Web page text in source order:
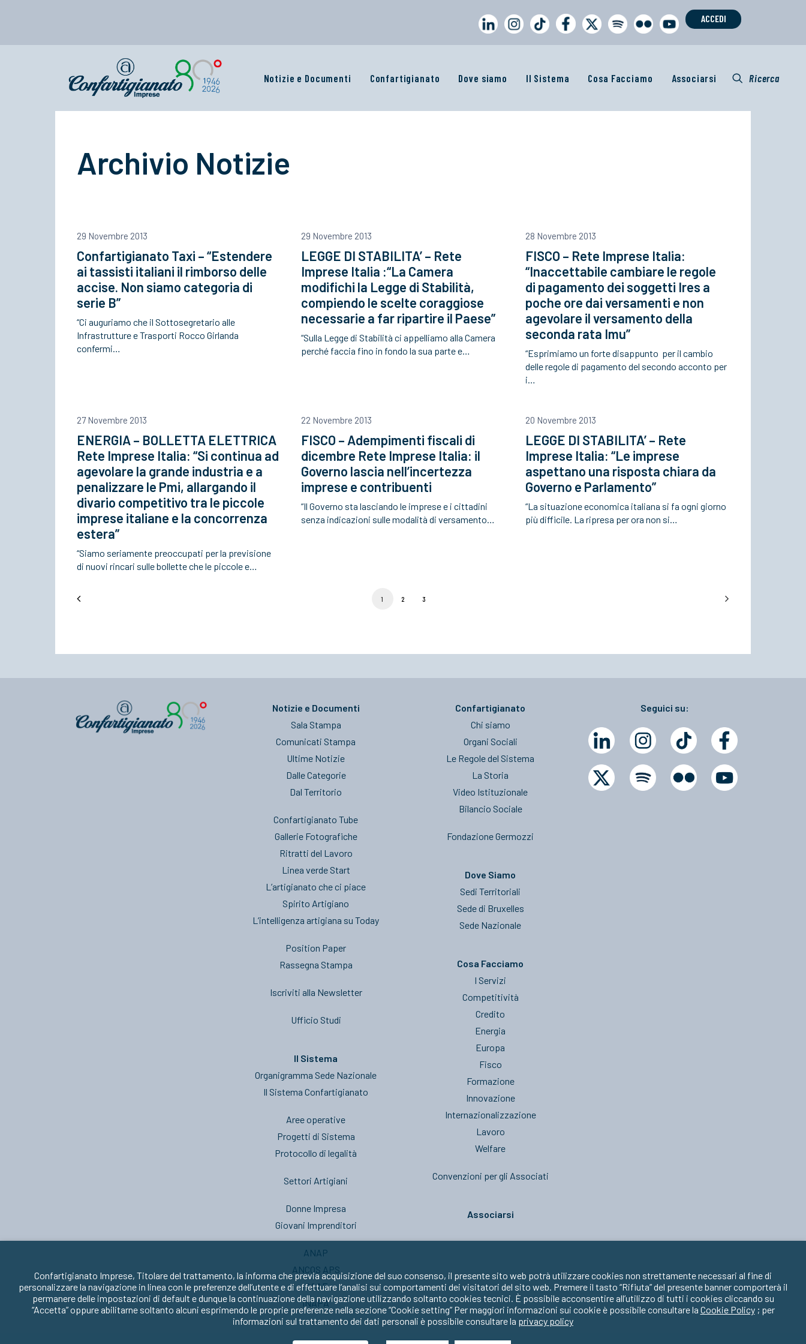
ACCEDI
Notizie e Documenti Confartigianato Dove siamo Il Sistema Cosa Facciamo Associarsi Ricerca
Archivio Notizie
29 Novembre 2013
Confartigianato Taxi – “Estendere
ai tassisti italiani il rimborso delle
accise. Non siamo categoria di
serie B”
“Ci auguriamo che il Sottosegretario alle
Infrastrutture e Trasporti Rocco Girlanda
confermi…
29 Novembre 2013
LEGGE DI STABILITA’ – Rete
Imprese Italia :“La Camera
modifichi la Legge di Stabilità,
compiendo le scelte coraggiose
necessarie a far ripartire il Paese”
“Sulla Legge di Stabilità ci appelliamo alla Camera
perché faccia fino in fondo la sua parte e…
28 Novembre 2013
FISCO – Rete Imprese Italia:
“Inaccettabile cambiare le regole
di pagamento dei soggetti Ires a
poche ore dai versamenti e non
agevolare il versamento della
seconda rata Imu”
“Esprimiamo un forte disappunto per il cambio
delle regole di pagamento del secondo acconto per
i…
27 Novembre 2013
ENERGIA – BOLLETTA ELETTRICA
Rete Imprese Italia: “Si continua ad
agevolare la grande industria e a
penalizzare le Pmi, allargando il
divario competitivo tra le piccole
imprese italiane e la concorrenza
estera”
“Siamo seriamente preoccupati per la previsione
di nuovi rincari sulle bollette che le piccole e…
22 Novembre 2013
FISCO – Adempimenti fiscali di
dicembre Rete Imprese Italia: il
Governo lascia nell’incertezza
imprese e contribuenti
“Il Governo sta lasciando le imprese e i cittadini
senza indicazioni sulle modalità di versamento…
20 Novembre 2013
LEGGE DI STABILITA’ – Rete
Imprese Italia: “Le imprese
aspettano una risposta chiara da
Governo e Parlamento”
“La situazione economica italiana si fa ogni giorno
più difficile. La ripresa per ora non si…
1 2 3
Notizie e Documenti
Sala Stampa
Comunicati Stampa
Ultime Notizie
Dalle Categorie
Dal Territorio
Confartigianato Tube
Gallerie Fotografiche
Ritratti del Lavoro
Linea verde Start
L’artigianato che ci piace
Spirito Artigiano
L’intelligenza artigiana su Today
Position Paper
Rassegna Stampa
Iscriviti alla Newsletter
Ufficio Studi
Il Sistema
Organigramma Sede Nazionale
Il Sistema Confartigianato
Aree operative
Progetti di Sistema
Protocollo di legalità
Settori Artigiani
Donne Impresa
Giovani Imprenditori
ANAP
ANCOS APS
CAAF
INAPA
Confartigianato
Chi siamo
Organi Sociali
Le Regole del Sistema
La Storia
Video Istituzionale
Bilancio Sociale
Fondazione Germozzi
Dove Siamo
Sedi Territoriali
Sede di Bruxelles
Sede Nazionale
Cosa Facciamo
I Servizi
Competitività
Credito
Energia
Europa
Fisco
Formazione
Innovazione
Internazionalizzazione
Lavoro
Welfare
Convenzioni per gli Associati
Associarsi
Seguici su:
Confartigianato Imprese, Titolare del trattamento, la informa che previa acquisizione del suo consenso, il presente sito web potrà utilizzare cookies non strettamente necessari al fine di
personalizzare la navigazione in linea con le preferenze dell’utente e di effettuare l’analisi sui comportamenti dei visitatori del sito web. Premere il tasto “Rifiuta” del presente banner comporterà il
permanere delle impostazioni di default e dunque la continuazione della navigazione utilizzando soltanto cookies tecnici. È possibile acconsentire all’utilizzo di tutti i cookies cliccando su
“Accetta” oppure abilitarne soltanto alcuni esprimendo le proprie preferenze nella sezione “Cookie setting” Per maggiori informazioni sui cookie è possibile consultare la Cookie Policy; per
informazioni sul trattamento dei dati personali è possibile consultare la privacy policy